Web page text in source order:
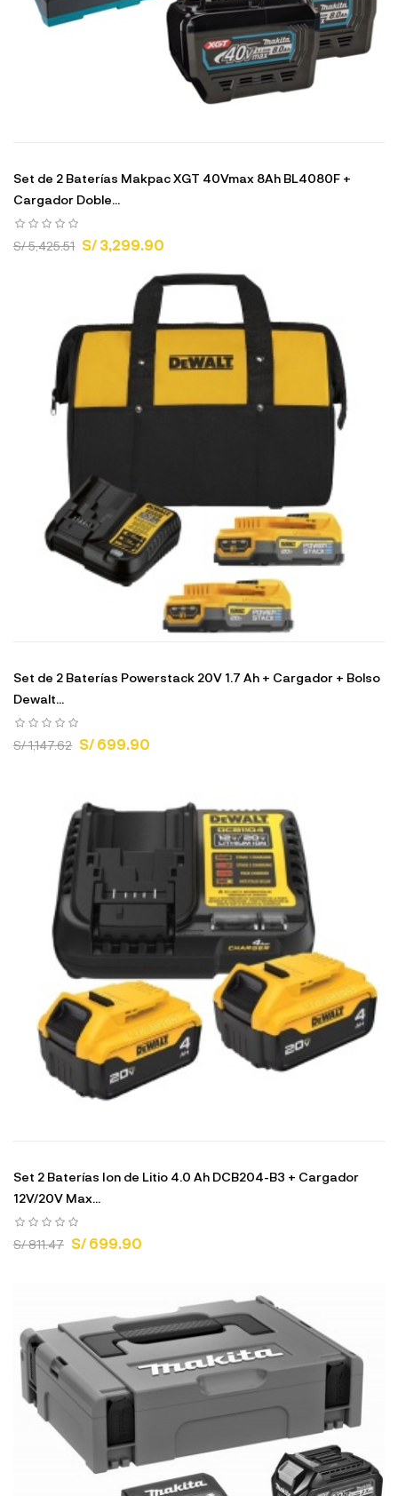
Set de 2 Baterías Makpac XGT 40Vmax 8Ah BL4080F +
Cargador Doble...
S/ 5,425.51 S/ 3,299.90
Set de 2 Baterías Powerstack 20V 1.7 Ah + Cargador + Bolso
Dewalt...
S/ 1,147.62 S/ 699.90
Set 2 Baterías Ion de Litio 4.0 Ah DCB204-B3 + Cargador
12V/20V Max...
S/ 811.47 S/ 699.90